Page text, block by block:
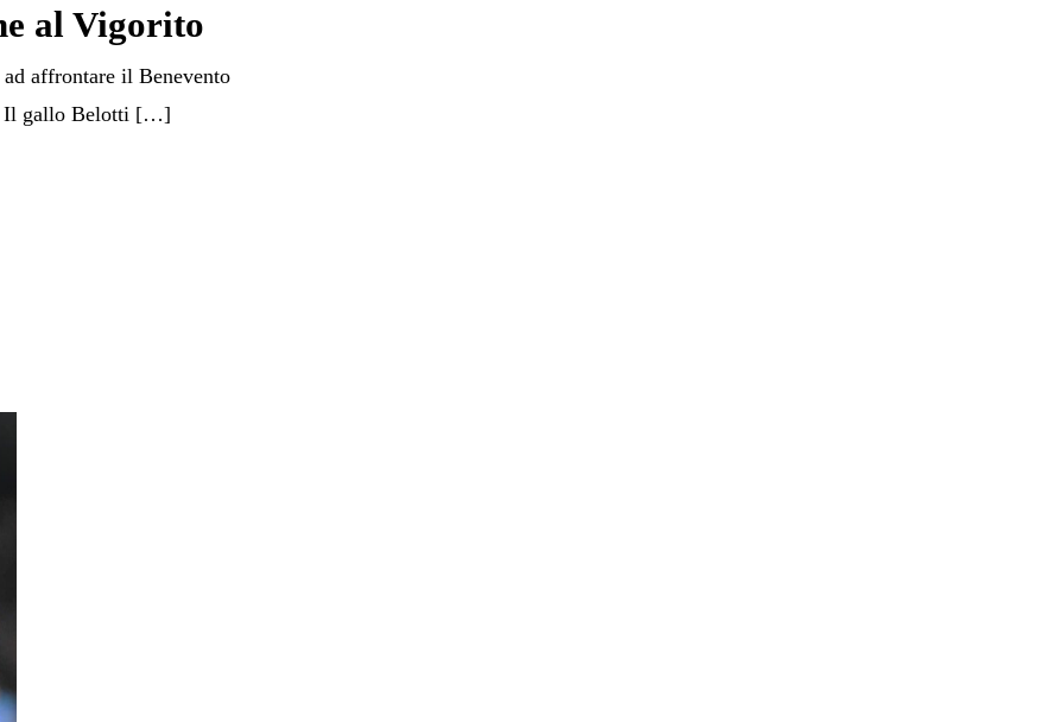
al Vigorito
affrontare il Benevento
Il gallo Belotti […]